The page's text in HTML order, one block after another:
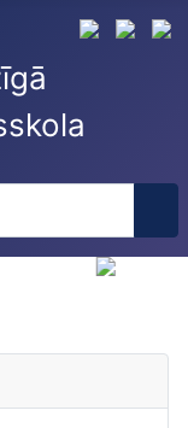
characters for